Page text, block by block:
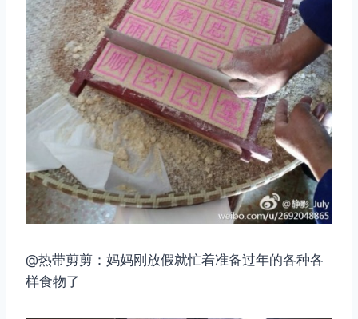
@热带剪剪：妈妈刚放假就忙着准备过年的各种各
样食物了